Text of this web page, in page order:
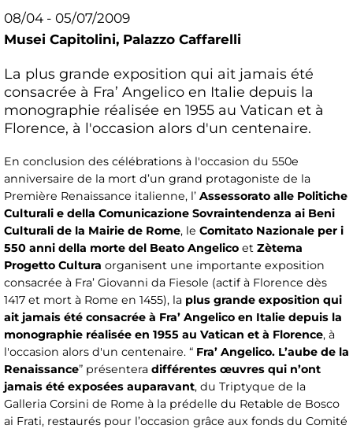
08/04 - 05/07/2009
Musei Capitolini, Palazzo Caffarelli
La plus grande exposition qui ait jamais été
consacrée à Fra’ Angelico en Italie depuis la
monographie réalisée en 1955 au Vatican et à
Florence, à l'occasion alors d'un centenaire.
En conclusion des célébrations à l'occasion du 550e
anniversaire de la mort d’un grand protagoniste de la
Première Renaissance italienne, l’ Assessorato alle Politiche
Culturali e della Comunicazione Sovraintendenza ai Beni
Culturali de la Mairie de Rome, le Comitato Nazionale per i
550 anni della morte del Beato Angelico et Zètema
Progetto Cultura organisent une importante exposition
consacrée à Fra’ Giovanni da Fiesole (actif à Florence dès
1417 et mort à Rome en 1455), la plus grande exposition qui
ait jamais été consacrée à Fra’ Angelico en Italie depuis la
monographie réalisée en 1955 au Vatican et à Florence, à
l'occasion alors d'un centenaire. “ Fra’ Angelico. L’aube de la
Renaissance” présentera différentes œuvres qui n’ont
jamais été exposées auparavant, du Triptyque de la
Galleria Corsini de Rome à la prédelle du Retable de Bosco
ai Frati, restaurés pour l’occasion grâce aux fonds du Comité